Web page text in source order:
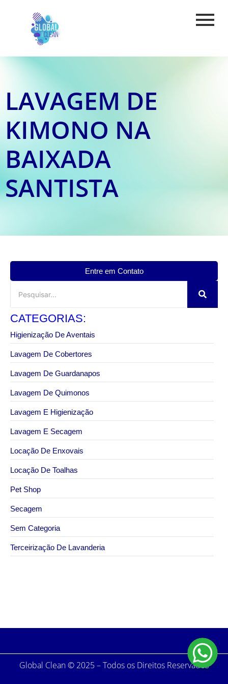
LAVAGEM DE
KIMONO NA
BAIXADA
SANTISTA
Entre em Contato
CATEGORIAS:
Higienização De Aventais
Lavagem De Cobertores
Lavagem De Guardanapos
Lavagem De Quimonos
Lavagem E Higienização
Lavagem E Secagem
Locação De Enxovais
Locação De Toalhas
Pet Shop
Secagem
Sem Categoria
Terceirização De Lavanderia
Global Clean © 2025 – Todos os Direitos Reservados